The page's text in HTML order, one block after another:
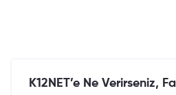
K12NET’e Ne Verirseniz,